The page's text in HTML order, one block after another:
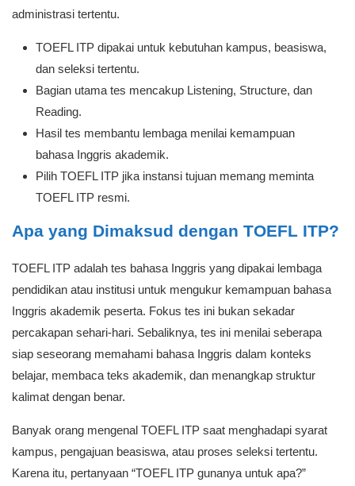
administrasi tertentu.
TOEFL ITP dipakai untuk kebutuhan kampus, beasiswa,
dan seleksi tertentu.
Bagian utama tes mencakup Listening, Structure, dan
Reading.
Hasil tes membantu lembaga menilai kemampuan
bahasa Inggris akademik.
Pilih TOEFL ITP jika instansi tujuan memang meminta
TOEFL ITP resmi.
Apa yang Dimaksud dengan TOEFL ITP?
TOEFL ITP adalah tes bahasa Inggris yang dipakai lembaga
pendidikan atau institusi untuk mengukur kemampuan bahasa
Inggris akademik peserta. Fokus tes ini bukan sekadar
percakapan sehari-hari. Sebaliknya, tes ini menilai seberapa
siap seseorang memahami bahasa Inggris dalam konteks
belajar, membaca teks akademik, dan menangkap struktur
kalimat dengan benar.
Banyak orang mengenal TOEFL ITP saat menghadapi syarat
kampus, pengajuan beasiswa, atau proses seleksi tertentu.
Karena itu, pertanyaan “TOEFL ITP gunanya untuk apa?”